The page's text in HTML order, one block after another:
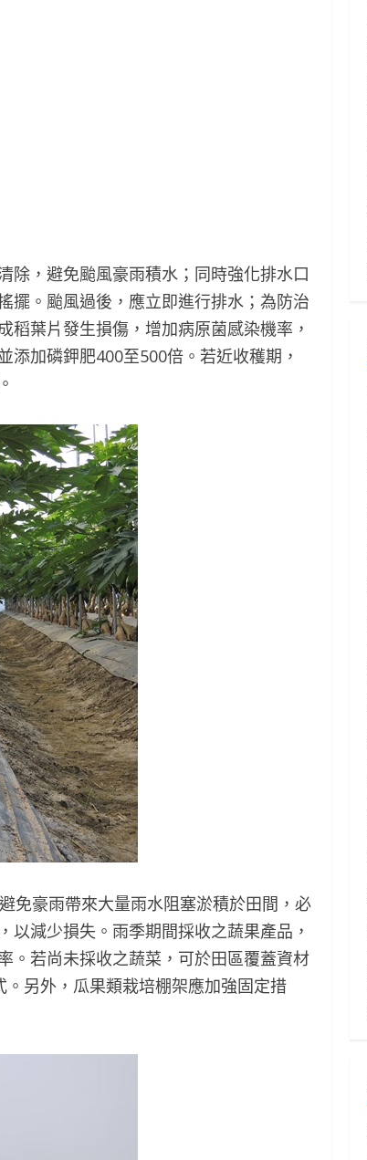
除，避免颱風豪雨積水；同時強化排水口
擺。颱風過後，應立即進行排水；為防治
葉片發生損傷，增加病原菌感染機率，
加磷鉀肥400至500倍。若近收穫期，
免豪雨帶來大量雨水阻塞淤積於田間，必
減少損失。雨季期間採收之蔬果產品，
。若尚未採收之蔬菜，可於田區覆蓋資材
另外，瓜果類栽培棚架應加強固定措